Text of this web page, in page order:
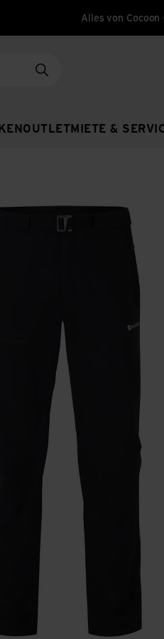
Alles von Cocoon
OUTLET MIETE &